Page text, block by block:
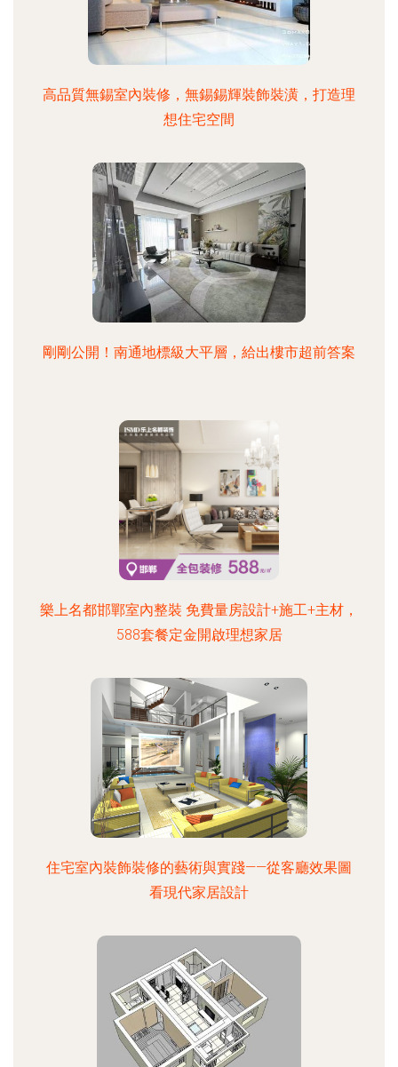
高品質無錫室內裝修，無錫錫輝裝飾裝潢，打造理
想住宅空間
剛剛公開！南通地標級大平層，給出樓市超前答案
樂上名都邯鄲室內整裝 免費量房設計+施工+主材，
588套餐定金開啟理想家居
住宅室內裝飾裝修的藝術與實踐——從客廳效果圖
看現代家居設計